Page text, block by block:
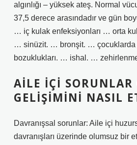
algınlığı – yüksek ateş. Normal
37,5 derece arasındadır ve gün
… iç kulak enfeksiyonları … orta
… sinüzit. … bronşit. … çocuklarda
bozuklukları. … ishal. …
AILE IÇI SORUNLAR
GELIŞIMINI NASIL
Davranışsal sorunlar: Aile içi
davranışları üzerinde olumsuz bir